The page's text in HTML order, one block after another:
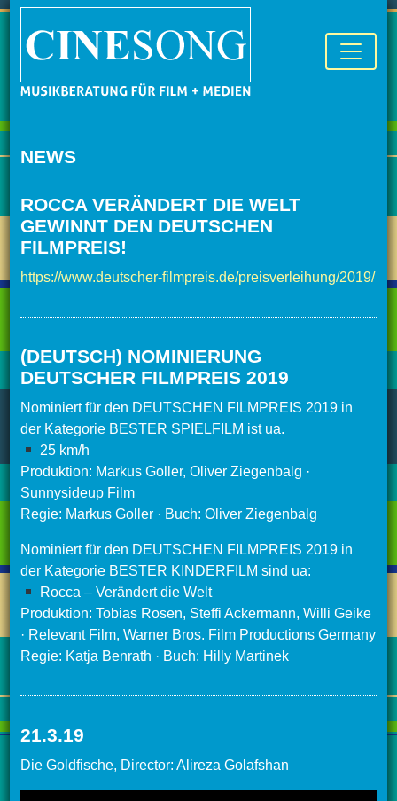
NEWS
ROCCA VERÄNDERT DIE WELT
GEWINNT DEN DEUTSCHEN
FILMPREIS!
https://www.deutscher-filmpreis.de/preisverleihung/2019/
(DEUTSCH) NOMINIERUNG
DEUTSCHER FILMPREIS 2019
Nominiert für den DEUTSCHEN FILMPREIS 2019 in
der Kategorie BESTER SPIELFILM ist ua.
25 km/h
Produktion: Markus Goller, Oliver Ziegenbalg ·
Sunnysideup Film
Regie: Markus Goller · Buch: Oliver Ziegenbalg
Nominiert für den DEUTSCHEN FILMPREIS 2019 in
der Kategorie BESTER KINDERFILM sind ua:
Rocca – Verändert die Welt
Produktion: Tobias Rosen, Steffi Ackermann, Willi Geike
· Relevant Film, Warner Bros. Film Productions Germany
Regie: Katja Benrath · Buch: Hilly Martinek
21.3.19
Die Goldfische, Director: Alireza Golafshan